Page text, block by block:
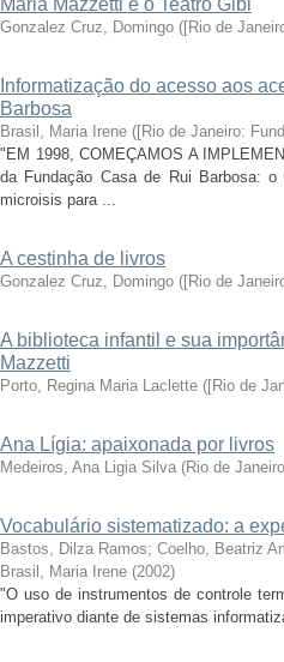
Maria Mazzetti e o Teatro Gibi
Gonzalez Cruz, Domingo ([Rio de
Informatização do acesso aos
Barbosa
Brasil, Maria Irene ([Rio de Janeiro:
"EM 1998, COMEÇAMOS A
da Fundação Casa de Rui Barbosa:
microisis para ...
A cestinha de livros
Gonzalez Cruz, Domingo ([Rio de
A biblioteca infantil e sua
Mazzetti
Porto, Regina Maria Laclette ([Rio de
Ana Lígia: apaixonada por livros
Medeiros, Ana Ligia Silva (Rio de
Vocabulário sistematizado: a
Bastos, Dilza Ramos; Coelho, Beatriz
Brasil, Maria Irene (2002)
"O uso de instrumentos de controle
imperativo diante de sistemas